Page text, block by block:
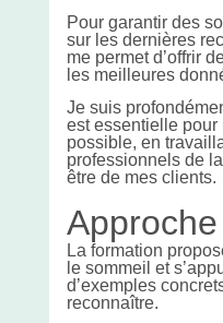
Pour garantir des
sur les dernières
me permet d’offrir
les meilleures
Je suis
est essentielle
possible, en
professionnels de
être de mes clients.
La formation
le sommeil et
d’exemples
reconnaître.